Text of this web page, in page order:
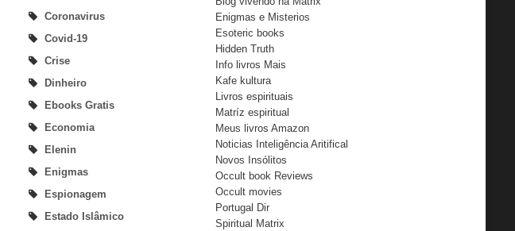
Coronavirus
Covid-19
Crise
Dinheiro
Ebooks Gratis
Economia
Elenin
Enigmas
Espionagem
Estado Islâmico
Enigmas e Misterios
Esoteric books
Hidden Truth
Info livros Mais
Kafe kultura
Livros espirituais
Matríz espiritual
Meus livros Amazon
Noticias Inteligência Aritifical
Novos Insólitos
Occult book Reviews
Occult movies
Portugal Dir
Spiritual Matrix